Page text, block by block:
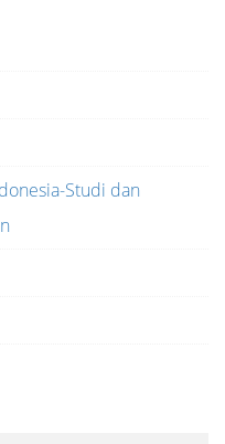
Studi dan